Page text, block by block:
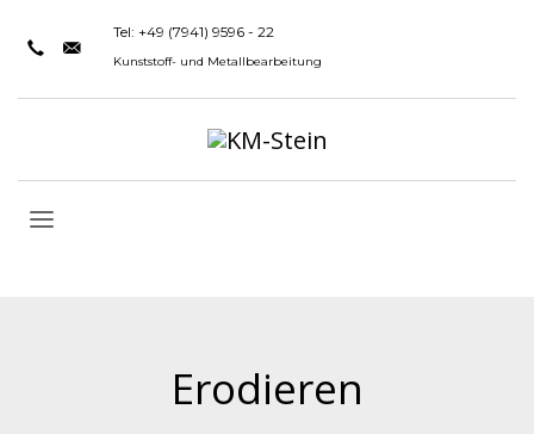
Tel: +49 (7941) 9596 - 22
Kunststoff- und Metallbearbeitung
Erodieren